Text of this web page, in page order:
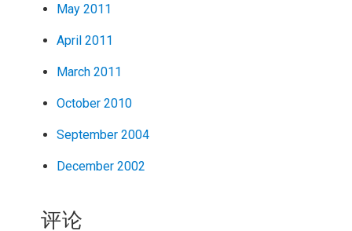
May 2011
April 2011
March 2011
October 2010
September 2004
December 2002
评论